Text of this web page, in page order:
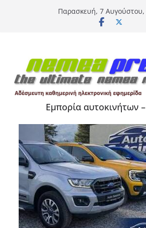
Παρασκευή, 7 Αυγούστου,
Εμπορία αυτοκινήτων